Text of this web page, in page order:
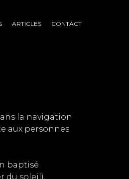
ARTICLES CONTACT
la navigation
aux personnes
baptisé
du soleil).